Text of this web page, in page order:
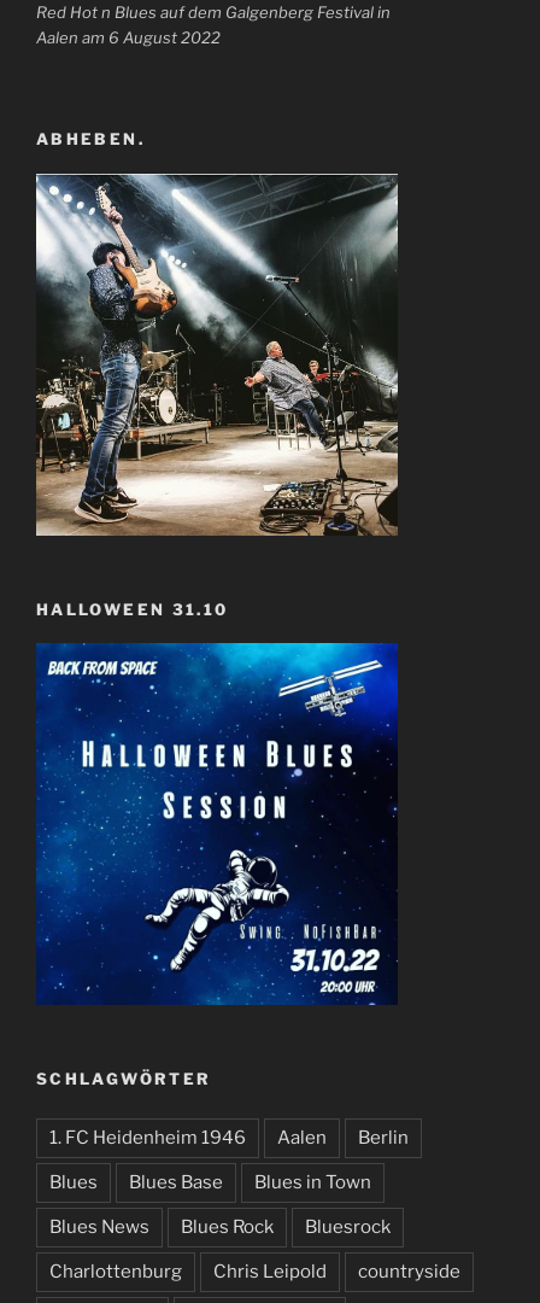
Red Hot n Blues auf dem Galgenberg Festival in
Aalen am 6 August 2022
ABHEBEN.
HALLOWEEN 31.10
SCHLAGWÖRTER
1. FC Heidenheim 1946 Aalen Berlin
Blues Blues Base Blues in Town
Blues News Blues Rock Bluesrock
Charlottenburg Chris Leipold countryside